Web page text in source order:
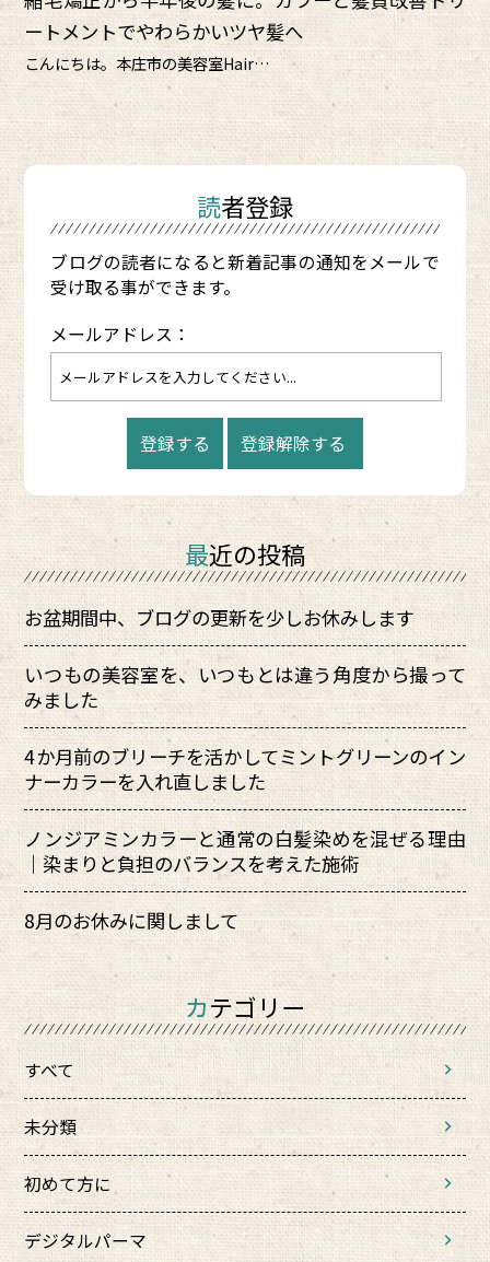
ートメントでやわらかいツヤ髪へ
こんにちは。本庄市の美容室Hair…
読者登録
ブログの読者になると新着記事の通知をメールで
受け取る事ができます。
メールアドレス：
最近の投稿
お盆期間中、ブログの更新を少しお休みします
いつもの美容室を、いつもとは違う角度から撮って
みました
4か月前のブリーチを活かしてミントグリーンのイン
ナーカラーを入れ直しました
ノンジアミンカラーと通常の白髪染めを混ぜる理由
｜染まりと負担のバランスを考えた施術
8月のお休みに関しまして
カテゴリー
すべて
未分類
初めて方に
デジタルパーマ